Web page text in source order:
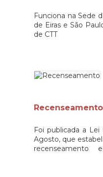
de Canídeos e
Fotocópias•
Gestão do Cemitério
Funciona na Sede
de Eiras e São
de CTT
Recenseamento
Foi publicada a
Agosto, que
recenseamento
que